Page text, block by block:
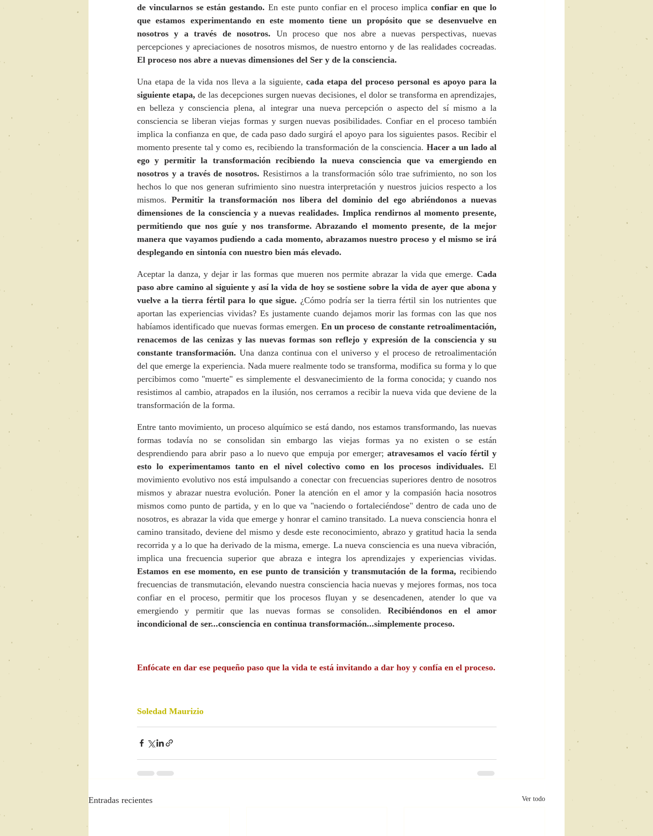
de vincularnos se están gestando. En este punto confiar en el proceso implica confiar en que lo
que estamos experimentando en este momento tiene un propósito que se desenvuelve en
nosotros y a través de nosotros. Un proceso que nos abre a nuevas perspectivas, nuevas
El proceso nos abre a nuevas dimensiones del Ser y de la consciencia.
Una etapa de la vida nos lleva a la siguiente, cada etapa del proceso personal es apoyo para la
siguiente etapa, de las decepciones surgen nuevas decisiones, el dolor se transforma en aprendizajes,
en belleza y consciencia plena, al integrar una nueva percepción o aspecto del sí mismo a la
consciencia se liberan viejas formas y surgen nuevas posibilidades. Confiar en el proceso también
implica la confianza en que, de cada paso dado surgirá el apoyo para los siguientes pasos. Recibir el
momento presente tal y como es, recibiendo la transformación de la consciencia. Hacer a un lado al
ego y permitir la transformación recibiendo la nueva consciencia que va emergiendo en
nosotros y a través de nosotros. Resistirnos a la transformación sólo trae sufrimiento, no son los
hechos lo que nos generan sufrimiento sino nuestra interpretación y nuestros juicios respecto a los
mismos. Permitir la transformación nos libera del dominio del ego abriéndonos a nuevas
dimensiones de la consciencia y a nuevas realidades. Implica rendirnos al momento presente,
permitiendo que nos guíe y nos transforme. Abrazando el momento presente, de la mejor
manera que vayamos pudiendo a cada momento, abrazamos nuestro proceso y el mismo se irá
desplegando en sintonía con nuestro bien más elevado.
Aceptar la danza, y dejar ir las formas que mueren nos permite abrazar la vida que emerge. Cada
paso abre camino al siguiente y así la vida de hoy se sostiene sobre la vida de ayer que abona y
vuelve a la tierra fértil para lo que sigue. ¿Cómo podría ser la tierra fértil sin los nutrientes que
aportan las experiencias vividas? Es justamente cuando dejamos morir las formas con las que nos
habíamos identificado que nuevas formas emergen. En un proceso de constante retroalimentación,
renacemos de las cenizas y las nuevas formas son reflejo y expresión de la consciencia y su
constante transformación. Una danza continua con el universo y el proceso de retroalimentación
del que emerge la experiencia. Nada muere realmente todo se transforma, modifica su forma y lo que
percibimos como "muerte" es simplemente el desvanecimiento de la forma conocida; y cuando nos
resistimos al cambio, atrapados en la ilusión, nos cerramos a recibir la nueva vida que deviene de la
transformación de la forma.
Entre tanto movimiento, un proceso alquímico se está dando, nos estamos transformando, las nuevas
formas todavía no se consolidan sin embargo las viejas formas ya no existen o se están
desprendiendo para abrir paso a lo nuevo que empuja por emerger; atravesamos el vacío fértil y
esto lo experimentamos tanto en el nivel colectivo como en los procesos individuales. El
movimiento evolutivo nos está impulsando a conectar con frecuencias superiores dentro de nosotros
mismos y abrazar nuestra evolución. Poner la atención en el amor y la compasión hacia nosotros
mismos como punto de partida, y en lo que va "naciendo o fortaleciéndose" dentro de cada uno de
nosotros, es abrazar la vida que emerge y honrar el camino transitado. La nueva consciencia honra el
camino transitado, deviene del mismo y desde este reconocimiento, abrazo y gratitud hacia la senda
recorrida y a lo que ha derivado de la misma, emerge. La nueva consciencia es una nueva vibración,
Estamos en ese momento, en ese punto de transición y transmutación de la forma, recibiendo
frecuencias de transmutación, elevando nuestra consciencia hacia nuevas y mejores formas, nos toca
confiar en el proceso, permitir que los procesos fluyan y se desencadenen, atender lo que va
emergiendo y permitir que las nuevas formas se consoliden. Recibiéndonos en el amor
incondicional de ser...consciencia en continua transformación...simplemente proceso.
Enfócate en dar ese pequeño paso que la vida te está invitando a dar hoy y confía en el proceso.
Soledad Maurizio
Entradas recientes Ver todo